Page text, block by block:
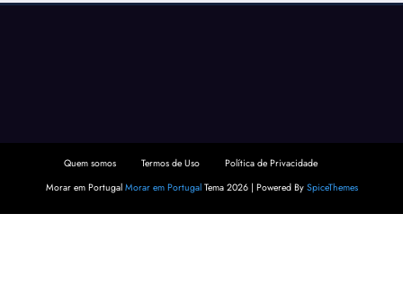
Quem somos Termos de Uso
Política de Privacidade
Morar em Portugal Morar em PortugalTema 2026 | Powered By SpiceThemes